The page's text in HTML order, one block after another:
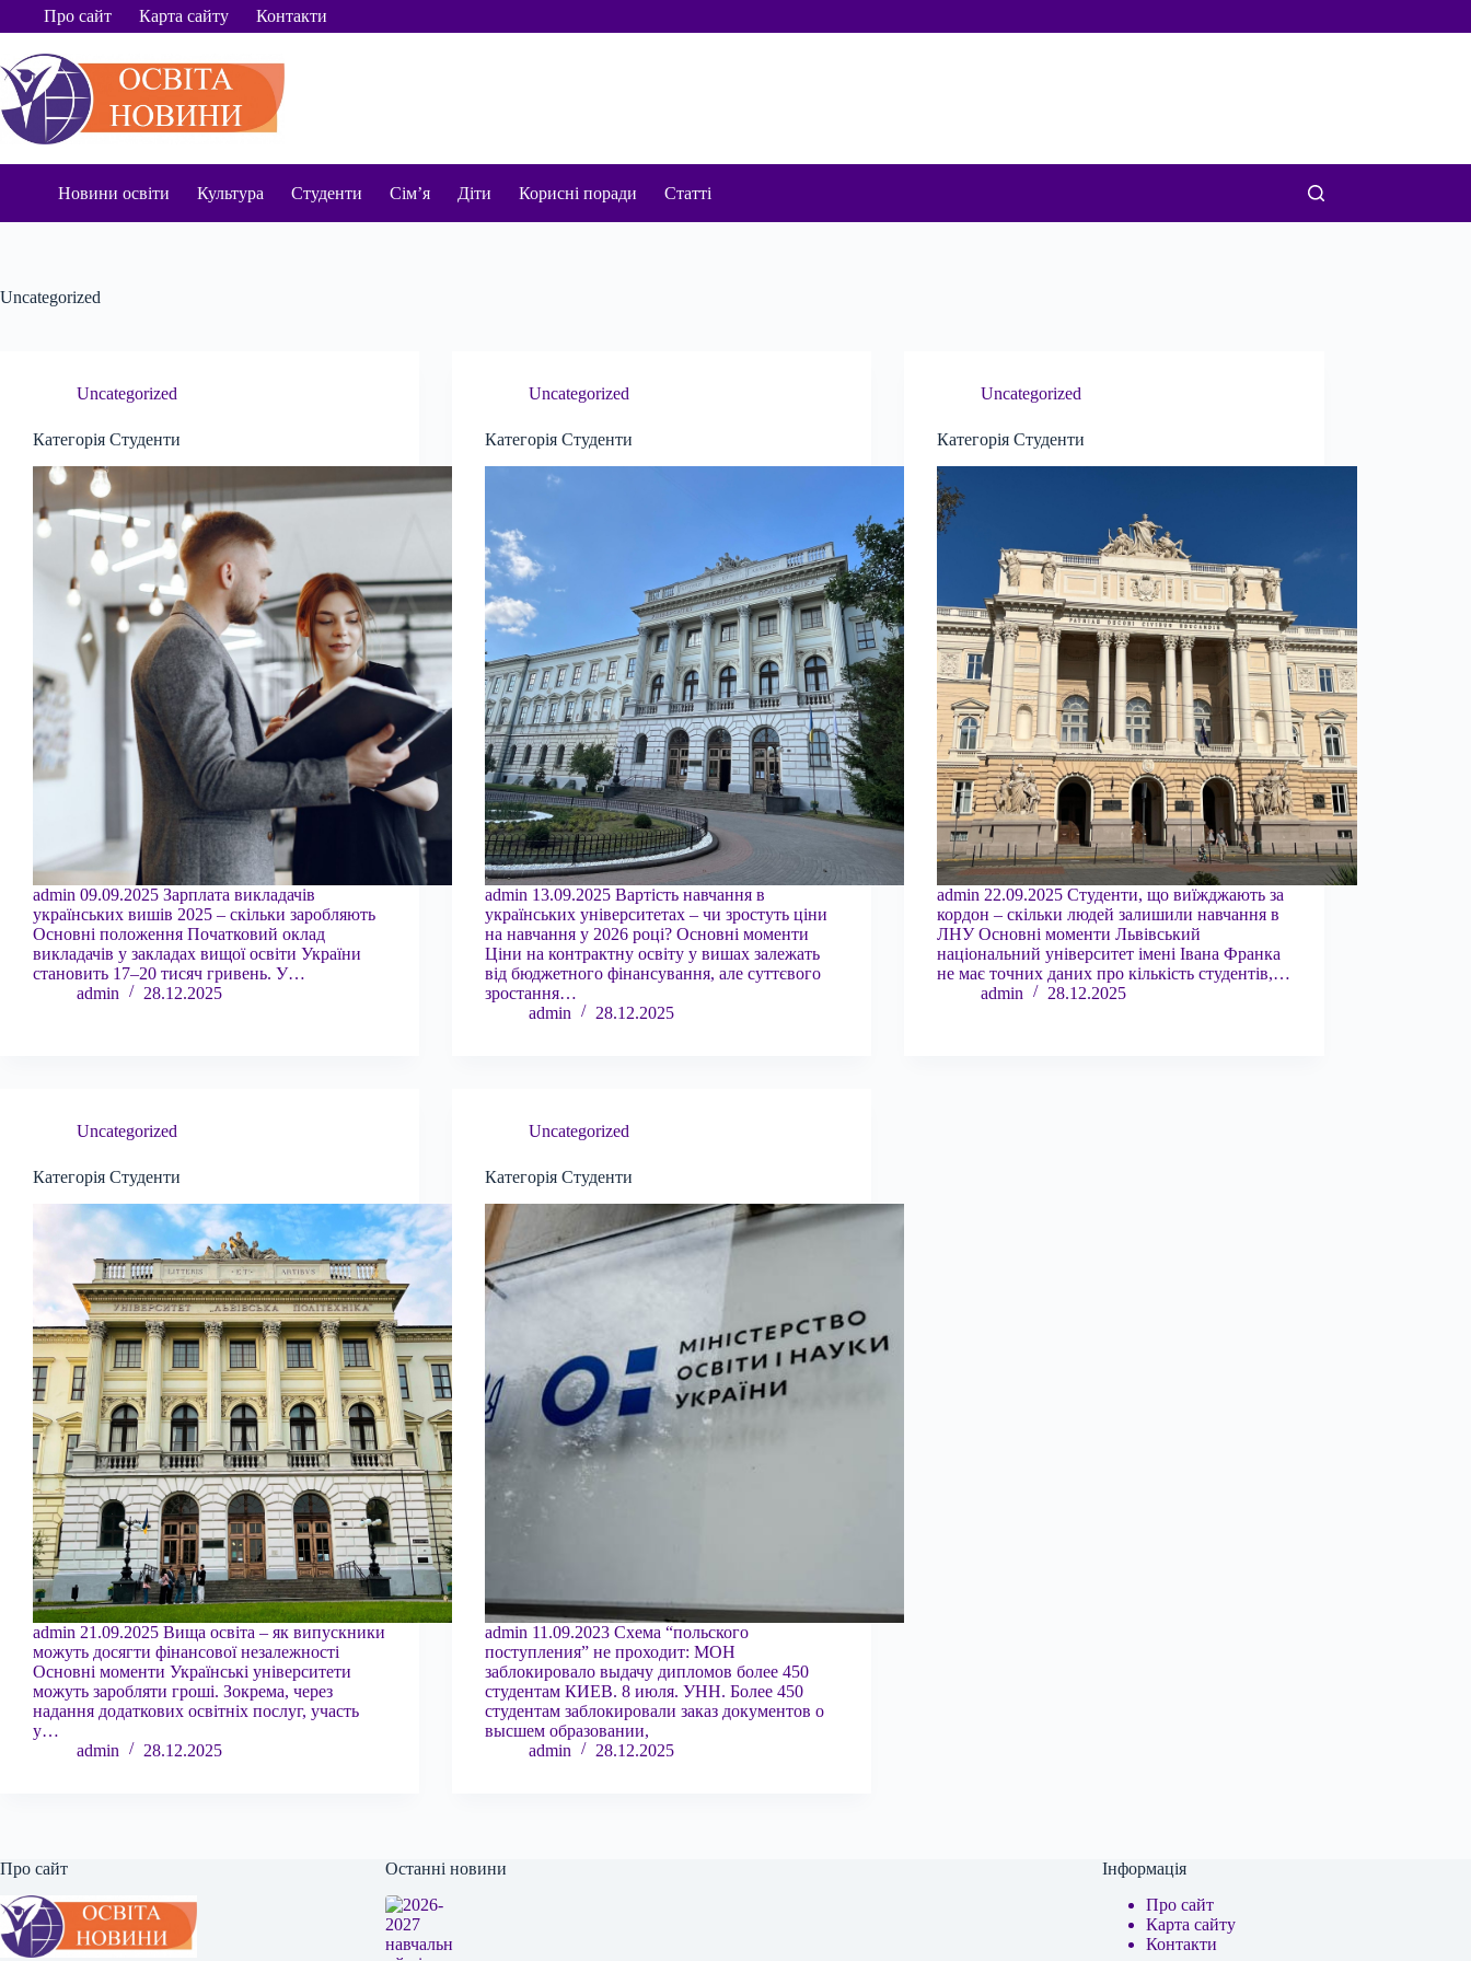
ПерейтиПро сайт Карта сайту Контакти
Новини освіти Культура Студенти Сім’я Діти Корисні поради Статті
Uncategorized
Uncategorized
Категорія Студенти
admin 09.09.2025 Зарплата викладачів
українських вишів 2025 – скільки заробляють
Основні положення Початковий оклад
викладачів у закладах вищої освіти України
становить 17–20 тисяч гривень. У…
admin
28.12.2025
Uncategorized
Категорія Студенти
admin 13.09.2025 Вартість навчання в
українських університетах – чи зростуть ціни
на навчання у 2026 році? Основні моменти
Ціни на контрактну освіту у вишах залежать
від бюджетного фінансування, але суттєвого
зростання…
admin
28.12.2025
Uncategorized
Категорія Студенти
admin 22.09.2025 Студенти, що виїжджають за
кордон – скільки людей залишили навчання в
ЛНУ Основні моменти Львівський
національний університет імені Івана Франка
не має точних даних про кількість студентів,…
admin
28.12.2025
Uncategorized
Категорія Студенти
admin 21.09.2025 Вища освіта – як випускники
можуть досягти фінансової незалежності
Основні моменти Українські університети
можуть заробляти гроші. Зокрема, через
надання додаткових освітніх послуг, участь
у…
admin
28.12.2025
Uncategorized
Категорія Студенти
admin 11.09.2023 Схема “польского
поступления” не проходит: МОН
заблокировало выдачу дипломов более 450
студентам КИЕВ. 8 июля. УНН. Более 450
студентам заблокировали заказ документов о
высшем образовании,
admin
28.12.2025
Про сайт Останні новини
Інформація
Про сайт
Карта сайту
Контакти